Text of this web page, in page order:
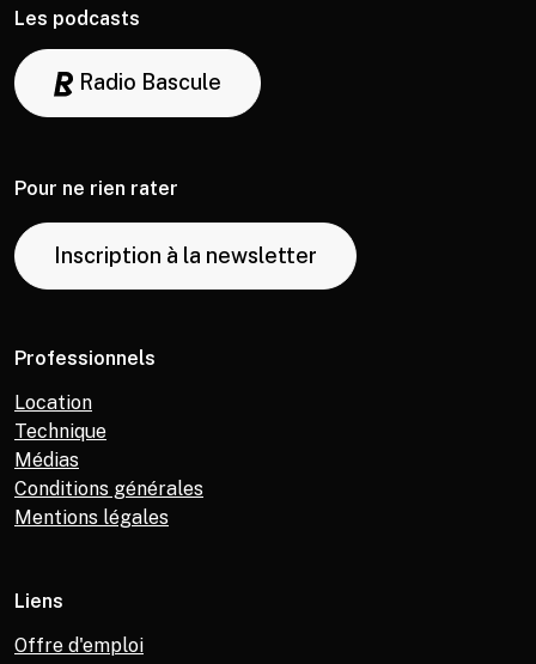
Les podcasts
Radio Bascule
Pour ne rien rater
Inscription à la newsletter
Professionnels
Location
Technique
Médias
Conditions générales
Mentions légales
Liens
Offre d'emploi